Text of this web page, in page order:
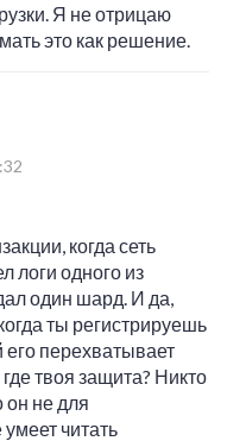
Я не отрицаю
это как решение.
когда сеть
логи одного из
один шард. И да,
ты регистрируешь
его перехватывает
твоя защита? Никто
он не для
читать